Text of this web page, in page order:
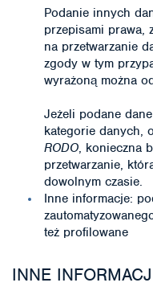
Podanie innych
przepisami prawa,
na przetwarzanie
zgody w tym
wyrażoną można
Jeżeli podane
kategorie danych,
RODO, konieczna
przetwarzanie,
dowolnym czasie.
Inne informacje:
też profilowane
INNE